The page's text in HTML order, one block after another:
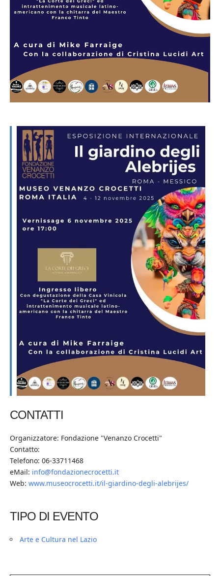
CONTATTI
Organizzatore: Fondazione "Venanzo Crocetti"
Contatto:
Telefono: 06-33711468
eMail: info@fondazionecrocetti.it
Web: www.museocrocetti.it/il-giardino-degli-alebrijes/
TIPO DI EVENTO
Arte e Cultura nel Lazio